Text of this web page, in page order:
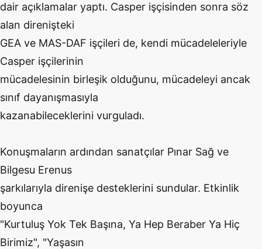
dair açıklamalar yaptı. Casper işçisinden sonra söz
alan direnişteki
GEA ve MAS-DAF işçileri de, kendi mücadeleleriyle
Casper işçilerinin
mücadelesinin birleşik olduğunu, mücadeleyi ancak
sınıf dayanışmasıyla
kazanabileceklerini vurguladı.
Konuşmaların ardından sanatçılar Pınar Sağ ve
Bilgesu Erenus
şarkılarıyla direnişe desteklerini sundular. Etkinlik
boyunca
"Kurtuluş Yok Tek Başına, Ya Hep Beraber Ya Hiç
Birimiz", "Yaşasın